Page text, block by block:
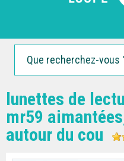
lunettes de
mr59
autour du cou